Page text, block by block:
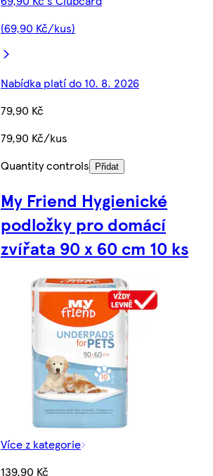
(69,90 Kč/kus)
Nabídka platí do 10. 8. 2026
79,90 Kč
79,90 Kč/kus
Quantity controls
Přidat
My Friend Hygienické
podložky pro domácí
zvířata 90 x 60 cm 10 ks
Více z kategorie
139,90 Kč